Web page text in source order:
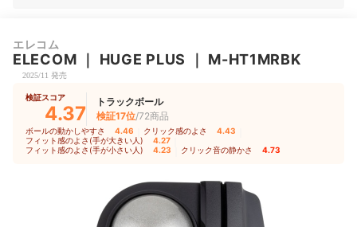
エレコム
ELECOM HUGE PLUS M-HT1MRBK
2025/11 発売
検証スコア
4.37
トラックボール
検証17位/72商品
ボールの動かしやすさ 4.46 クリック感のよさ 4.43
フィット感のよさ(手が大きい人) 4.27
フィット感のよさ(手が小さい人) 4.23 クリック音の静かさ 4.73